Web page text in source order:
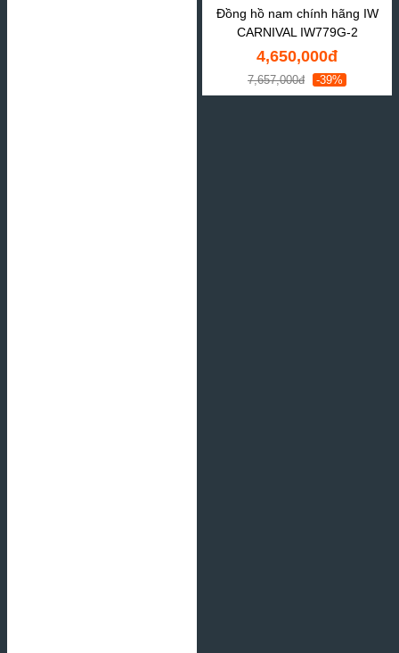
Đồng hồ nam chính hãng IW
CARNIVAL IW779G-2
4,650,000đ
7,657,000đ -39%